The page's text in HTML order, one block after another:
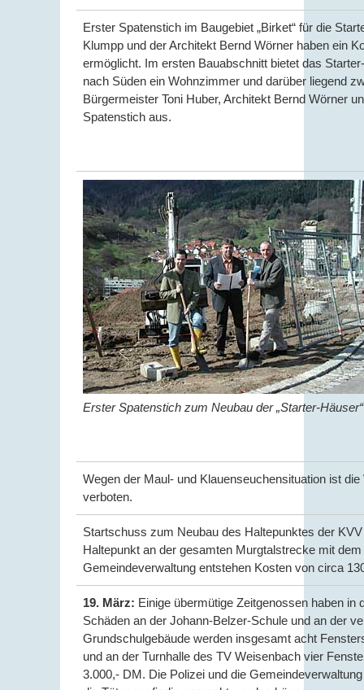
Erster Spatenstich im Baugebiet „Birket“ für die
Klumpp und der Architekt Bernd Wörner haben ein
ermöglicht. Im ersten Bauabschnitt bietet das
nach Süden ein Wohnzimmer und darüber liegend
Bürgermeister Toni Huber, Architekt Bernd Wörner
Spatenstich aus.
Erster Spatenstich zum Neubau der „Starter-
Wegen der Maul- und Klauenseuchensituation ist
verboten.
Startschuss zum Neubau des Haltepunktes der
Haltepunkt an der gesamten Murgtalstrecke mit
Gemeindeverwaltung entstehen Kosten von circa
19. März: Einige übermütige Zeitgenossen haben
Schäden an der Johann-Belzer-Schule und an der
Grundschulgebäude werden insgesamt acht
und an der Turnhalle des TV Weisenbach vier
3.000,- DM. Die Polizei und die